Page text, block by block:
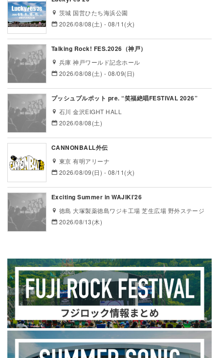
茨城 国営ひたち海浜公園
2026/08/08(土) - 08/11(火)
Talking Rock! FES.2026（神戸）
兵庫 神戸ワールド記念ホール
2026/08/08(土) - 08/09(日)
プッシュプルポット pre. “笑福絶唱FESTIVAL 2026”
石川 金沢EIGHT HALL
2026/08/08(土)
CANNONBALL外伝
東京 有明アリーナ
2026/08/09(日) - 08/11(火)
Exciting Summer in WAJIKI’26
徳島 大塚製薬徳島ワジキ工場 芝生広場 野外ステージ
2026/08/13(木)